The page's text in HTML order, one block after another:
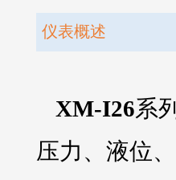
仪表概述
XM-I26系
压力、液位